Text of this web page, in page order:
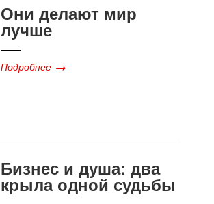
Они делают мир
лучше
Подробнее
Бизнес и душа: два
крыла одной судьбы